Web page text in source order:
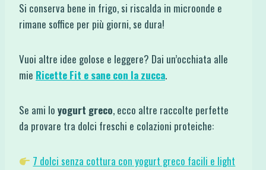
Si conserva bene in frigo, si riscalda in microonde e
rimane soffice per più giorni, se dura!
Vuoi altre idee golose e leggere? Dai un’occhiata alle
mie Ricette Fit e sane con la zucca.
Se ami lo yogurt greco, ecco altre raccolte perfette
da provare tra dolci freschi e colazioni proteiche:
7 dolci senza cottura con yogurt greco facili e light